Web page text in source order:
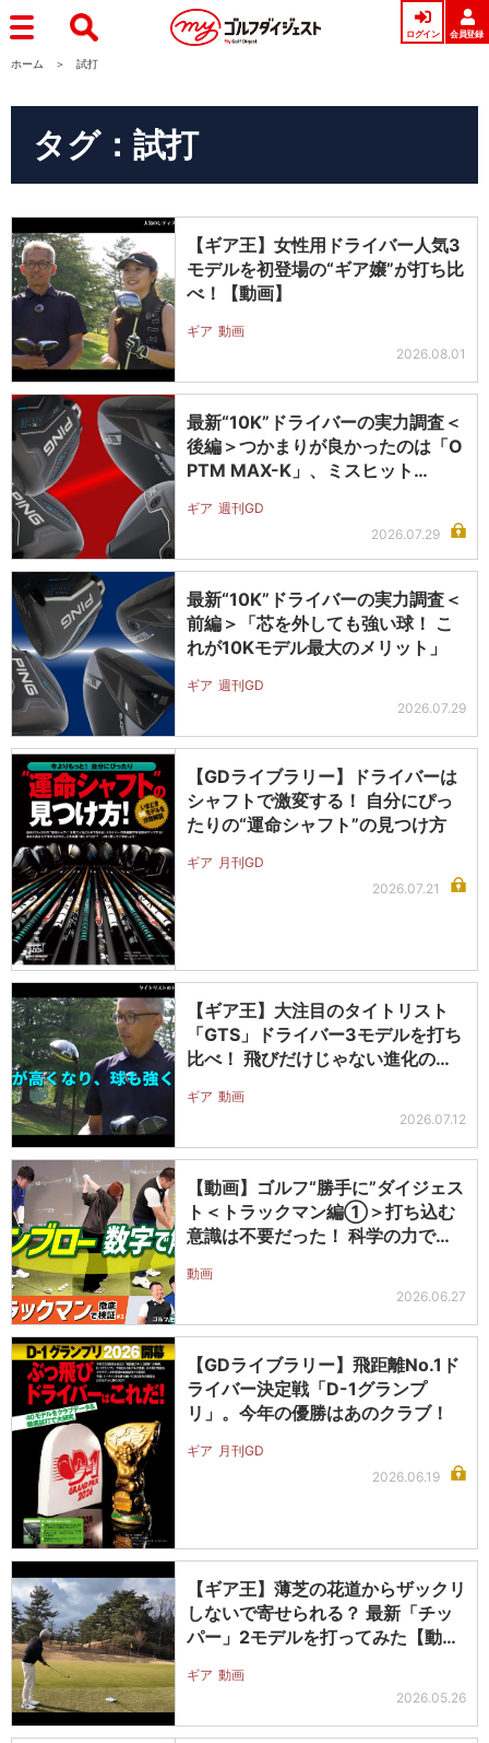
ログイン 会員登録
ホーム 試打
タグ：試打
【ギア王】女性用ドライバー人気3
モデルを初登場の“ギア嬢”が打ち比
べ！【動画】
ギア 動画
2026.08.01
最新“10K”ドライバーの実力調査＜
後編＞つかまりが良かったのは「O
PTM MAX-K」、ミスヒット…
ギア 週刊GD
2026.07.29
最新“10K”ドライバーの実力調査＜
前編＞「芯を外しても強い球！ こ
れが10Kモデル最大のメリット」
ギア 週刊GD
2026.07.29
【GDライブラリー】ドライバーは
シャフトで激変する！ 自分にぴっ
たりの“運命シャフト”の見つけ方
ギア 月刊GD
2026.07.21
【ギア王】大注目のタイトリスト
「GTS」ドライバー3モデルを打ち
比べ！ 飛びだけじゃない進化のポ
ギア 動画
2026.07.12
【動画】ゴルフ“勝手に”ダイジェス
ト＜トラックマン編①＞打ち込む
意識は不要だった！ 科学の力で
動画
2026.06.27
【GDライブラリー】飛距離No.1ド
ライバー決定戦「D-1グランプ
リ」。今年の優勝はあのクラブ！
ギア 月刊GD
2026.06.19
【ギア王】薄芝の花道からザックリ
しないで寄せられる？ 最新「チッ
パー」2モデルを打ってみた【動
ギア 動画
2026.05.26